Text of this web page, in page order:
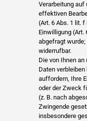
Verarbeitung auf
effektiven
(Art. 6 Abs. 1 lit.
Einwilligung (Art.
abgefragt
widerrufbar.
Die von Ihnen
Daten
auffordern, Ihre
oder der Zweck
(z. B. nach
Zwingende
insbesondere